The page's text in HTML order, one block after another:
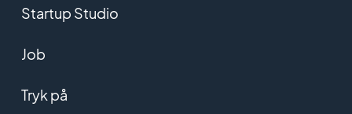
Startup Studio
Job
Tryk på